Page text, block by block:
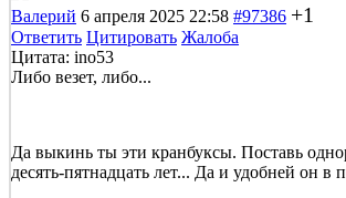
Валерий 6 апреля 2025 22:58 #97386 +1
Ответить Цитировать Жалоба
Цитата: ino53
Либо везет, либо...
Да выкинь ты эти кранбуксы. Поставь
десять-пятнадцать лет... Да и удобней он в